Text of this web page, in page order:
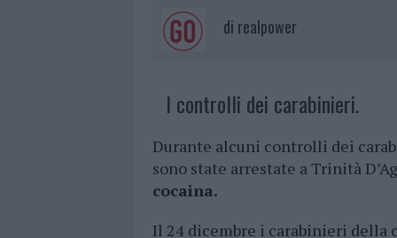
di realpower
I controlli dei carabinieri.
Durante alcuni controlli dei
sono state arrestate a Trinità
cocaina.
Il 24 dicembre i carabinieri della